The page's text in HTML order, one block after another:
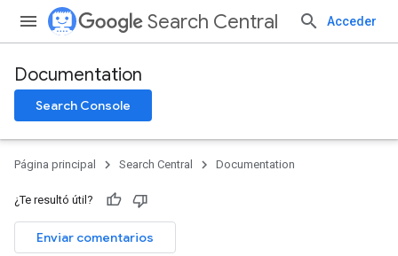
Search Central Acceder
Documentation
Search Console
Página principal Search Central Documentation
¿Te resultó útil?
Enviar comentarios